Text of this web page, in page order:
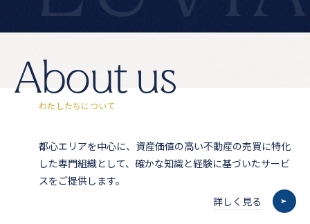
Aboutus
わた したちに ついて
都心エリアを中心に、資産価値の高い不動産の売買に特化
した専門組織として、確かな知識と経験に基づいたサービ
スをご提供します。
詳しく見る